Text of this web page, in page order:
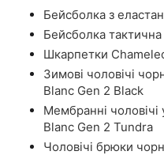
Бейсболка з
Бейсболка
Шкарпетки
Зимові чоловічі
Blanc Gen 2 Black
Мембранні
Blanc Gen 2 Tundra
Чоловічі брюки